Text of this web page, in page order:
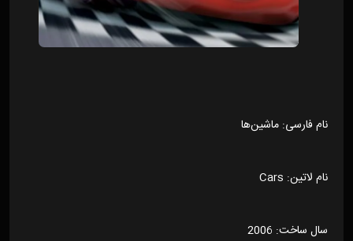
نام فارسی: ماشین‌ها
نام لاتین: Cars
سال ساخت: 2006